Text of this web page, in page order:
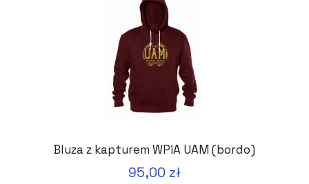
Bluza z kapturem WPiA UAM (bordo)
95,00 zł